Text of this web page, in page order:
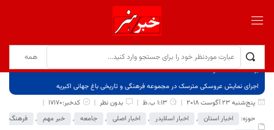
برگ نخست
نوشته‌ها
اجرای نمایش عروسکی مترسک در مجموعه فرهنگی و تاریخی باغ جهانی اکبریه
پنج‌شنبه 23 آگوست 2018
1:13 ب.ظ بدون نظر
کدخبر:17170
حوزه:
اخبار استان , اخبار اسلایدر , اخبار اصلی , جامعه , خبر مهم ,
فرهنگ